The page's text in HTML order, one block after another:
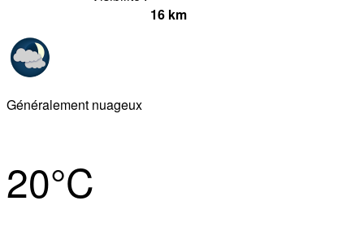
16 km
Généralement nuageux
20°C